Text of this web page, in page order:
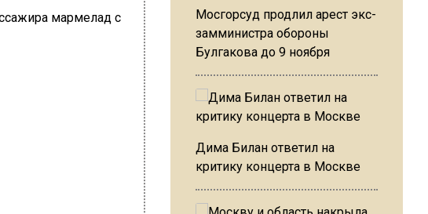
Мосгорсуд продлил арест экс-
замминистра обороны
Булгакова до 9 ноября
Дима Билан ответил на
критику концерта в Москве